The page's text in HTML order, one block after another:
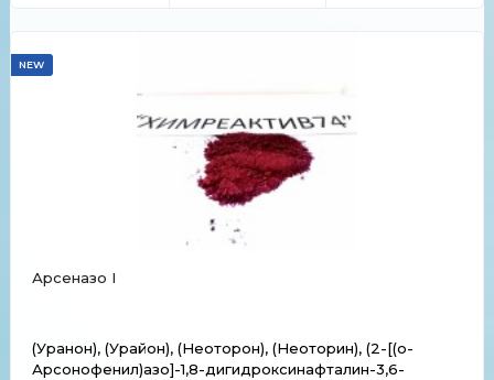
NEW
Арсеназо I
(Уранон), (Урайон), (Неоторон), (Неоторин), (2-[(о-
Арсонофенил)азо]-1,8-дигидроксинафталин-3,6-